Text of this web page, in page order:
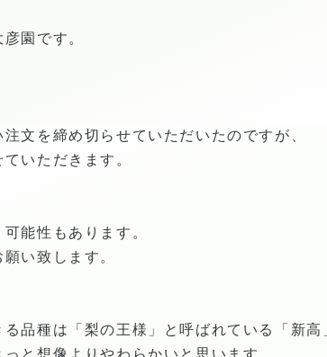
園です。
文を締め切らせていただいたのですが、
いただきます。
能性もあります。
い致します。
品種は「梨の王様」と呼ばれている「新高
と想像よりやわらかいと思います。